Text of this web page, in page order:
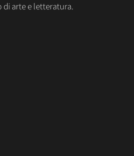
arte e letteratura.